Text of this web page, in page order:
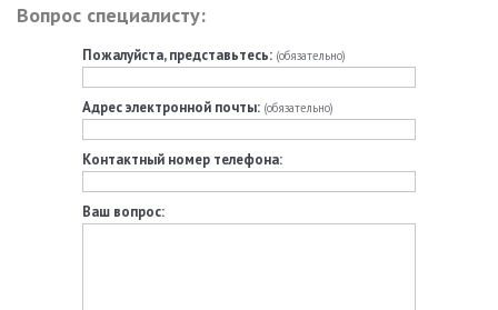
Вопрос специалисту:
Пожалуйста, представьтесь: (обязательно)
Адрес электронной почты: (обязательно)
Контактный номер телефона:
Ваш вопрос: